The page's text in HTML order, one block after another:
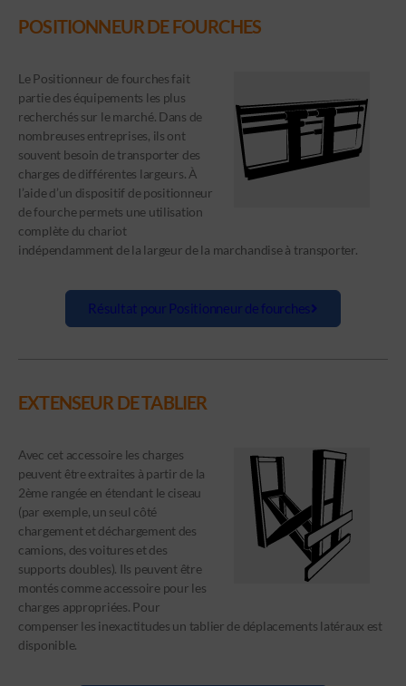
POSITIONNEUR DE FOURCHES
Le Positionneur de fourches fait
partie des équipements les plus
recherchés sur le marché. Dans de
nombreuses entreprises, ils ont
souvent besoin de transporter des
charges de différentes largeurs. À
l’aide d’un dispositif de positionneur
de fourche permets une utilisation
complète du chariot
indépendamment de la largeur de la marchandise à transporter.
Résultat pour Positionneur de fourches
EXTENSEUR DE TABLIER
Avec cet accessoire les charges
peuvent être extraites à partir de la
2ème rangée en étendant le ciseau
(par exemple, un seul côté
chargement et déchargement des
camions, des voitures et des
supports doubles). Ils peuvent être
montés comme accessoire pour les
charges appropriées. Pour
compenser les inexactitudes un tablier de déplacements latéraux est
disponible.